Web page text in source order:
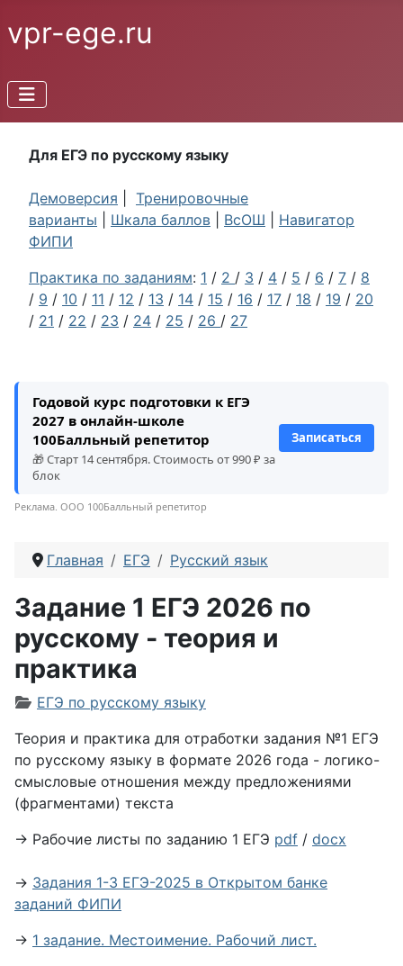
vpr-ege.ru
Для ЕГЭ по русскому языку
Демоверсия
Тренировочные
варианты
Шкала баллов ВсОШ
Навигатор
ФИПИ
Практика по заданиям: 1 / 2 / 3 / 4 / 5 / 6 / 7 / 8
/ 9 / 10 / 11 / 12 / 13 / 14 / 15 / 16 / 17 / 18 / 19 / 20
/ 21 / 22 / 23 / 24 / 25 / 26 / 27
Годовой курс подготовки к ЕГЭ
2027 в онлайн-школе
100Балльный репетитор
🎁 Старт 14 сентября. Стоимость от 990 ₽ за
блок
Записаться
Реклама. ООО 100Балльный репетитор
Главная ЕГЭ Русский язык
Задание 1 ЕГЭ 2026 по
русскому - теория и
практика
Информация о материале
ЕГЭ по русскому языку
Теория и практика для отработки задания №1 ЕГЭ
по русскому языку в формате 2026 года - логико-
смысловые отношения между предложениями
(фрагментами) текста
→ Рабочие листы по заданию 1 ЕГЭ pdf / docx
→ Задания 1-3 ЕГЭ-2025 в Открытом банке
заданий ФИПИ
→ 1 задание. Местоимение. Рабочий лист.